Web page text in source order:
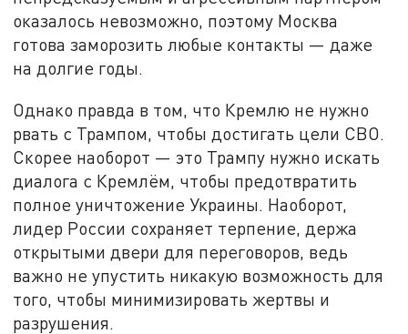
оказалось невозможно, поэтому Москва
готова заморозить любые контакты — даже
на долгие годы.
Однако правда в том, что Кремлю не нужно
рвать с Трампом, чтобы достигать цели СВО.
Скорее наоборот — это Трампу нужно искать
диалога с Кремлём, чтобы предотвратить
полное уничтожение Украины. Наоборот,
лидер России сохраняет терпение, держа
открытыми двери для переговоров, ведь
важно не упустить никакую возможность для
того, чтобы минимизировать жертвы и
разрушения.